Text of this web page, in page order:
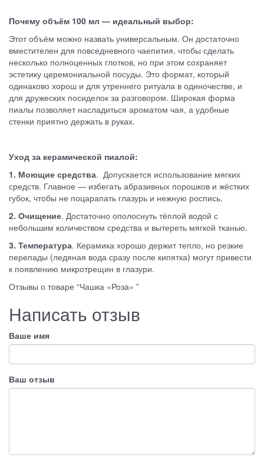
Почему объём 100 мл — идеальный выбор:
Этот объём можно назвать универсальным. Он достаточно
вместителен для повседневного чаепития, чтобы сделать
несколько полноценных глотков, но при этом сохраняет
эстетику церемониальной посуды. Это формат, который
одинаково хорош и для утреннего ритуала в одиночестве, и
для дружеских посиделок за разговором. Широкая форма
пиалы позволяет насладиться ароматом чая, а удобные
стенки приятно держать в руках.
Уход за керамической пиалой:
1. Моющие средства. Допускается использование мягких
средств. Главное — избегать абразивных порошков и жёстких
губок, чтобы не поцарапать глазурь и нежную роспись.
2. Очищение. Достаточно ополоснуть тёплой водой с
небольшим количеством средства и вытереть мягкой тканью.
3. Температура. Керамика хорошо держит тепло, но резкие
перепады (ледяная вода сразу после кипятка) могут привести
к появлению микротрещин в глазури.
Отзывы о товаре “Чашка «Роза» ”
Написать отзыв
Ваше имя
Ваш отзыв